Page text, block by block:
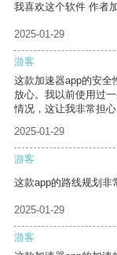
我喜欢这个软件 作者
2025-01-29
游客
这款加速器app的安全
放心。我以前使用过
情况，这让我非常担心
2025-01-29
游客
这款app的路线规划非
2025-01-29
游客